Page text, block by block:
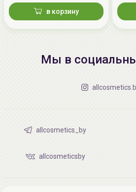
в корзину
Мы в
allcosmetics_by
allcosmeticsby